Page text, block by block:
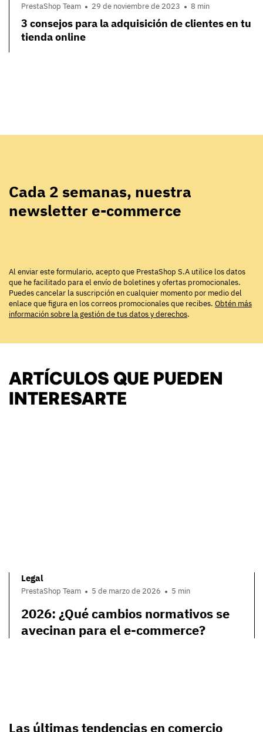
PrestaShop Team 29 de noviembre de 2023 8 min
3 consejos para la adquisición de clientes en tu
tienda online
Cada 2 semanas, nuestra
newsletter e-commerce
Al enviar este formulario, acepto que PrestaShop S.A utilice los datos
que he facilitado para el envío de boletines y ofertas promocionales.
Puedes cancelar la suscripción en cualquier momento por medio del
enlace que figura en los correos promocionales que recibes. Obtén más
información sobre la gestión de tus datos y derechos.
ARTÍCULOS QUE PUEDEN
INTERESARTE
Legal
PrestaShop Team 5 de marzo de 2026 5 min
2026: ¿Qué cambios normativos se
avecinan para el e-commerce?
Las últimas tendencias en comercio